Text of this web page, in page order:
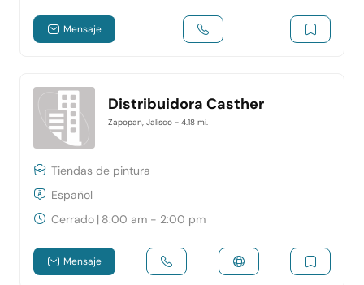
Mensaje
Distribuidora Casther
Zapopan, Jalisco - 4.18 mi.
Tiendas de pintura
Español
Cerrado | 8:00 am - 2:00 pm
Mensaje